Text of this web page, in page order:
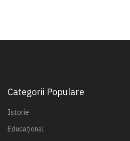
Categorii Populare
Istorie
Educațional